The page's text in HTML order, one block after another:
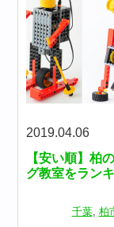
2019.04.06
【安い順】柏
グ教室をラン
千葉, 柏